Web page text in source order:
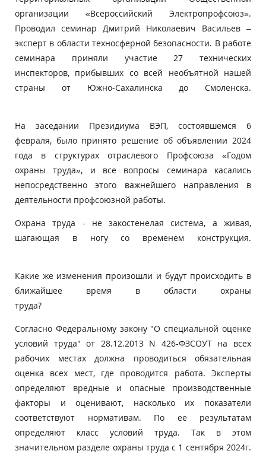
организации «Всероссийский Электропрофсоюз».
Проводил семинар Дмитрий Николаевич Васильев –
эксперт в области техносферной безопасности. В работе
семинара приняли участие 27 технических
инспекторов, прибывших со всей необъятной нашей
страны от Южно-Сахалинска до Смоленска.
На заседании Президиума ВЭП, состоявшемся 6
февраля, было принято решение об объявлении 2024
года в структурах отраслевого Профсоюза «Годом
охраны труда», и все вопросы семинара касались
непосредственно этого важнейшего направления в
деятельности профсоюзной работы.
Охрана труда - не закостенелая система, а живая,
шагающая в ногу со временем конструкция.
Какие же изменения произошли и будут происходить в
ближайшее время в области охраны
труда?
Согласно Федеральному закону "О специальной оценке
условий труда" от 28.12.2013 N 426-ФЗСОУТ на всех
рабочих местах должна проводиться обязательная
оценка всех мест, где проводится работа. Эксперты
определяют вредные и опасные производственные
факторы и оценивают, насколько их показатели
соответствуют нормативам. По ее результатам
определяют класс условий труда. Так в этом
значительном разделе охраны труда с 1 сентября 2024г.